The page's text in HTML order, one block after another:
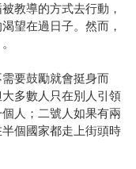
教導的方式去行動，
望在過日子。然而，
要鼓勵就會挺身而
多數人只在別人引領
人；二號人如果有兩
個國家都走上街頭時